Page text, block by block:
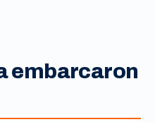
embarcaron